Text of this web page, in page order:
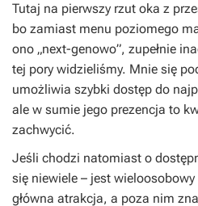
Tutaj na pierwszy rzut oka z
bo zamiast menu poziomego
ono „next-genowo”, zupełnie
tej pory widzieliśmy. Mnie się
umożliwia szybki dostęp do
ale w sumie jego prezencja to
zachwycić.
Jeśli chodzi natomiast o
się niewiele – jest
główna atrakcja, a poza nim